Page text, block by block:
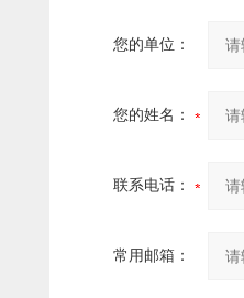
您的单位：
您的姓名：
联系电话：
常用邮箱：